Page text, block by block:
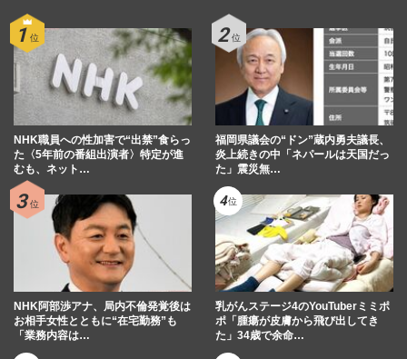
NHK職員への性加害で“出禁”食らっ
た〈5年前の番組出演者〉特定が進
むも、ネット…
福岡県議会の“ドン”蔵内勇夫議長、
炎上続きの中「ネパールは天国だっ
た」震災無…
NHK阿部渉アナ、局内不倫発覚後は
お相手女性とともに“在宅勤務”も
「業務内容は…
乳がんステージ4のYouTuberミミポ
ポ「腫瘍が皮膚から飛び出してき
た」34歳で余命…